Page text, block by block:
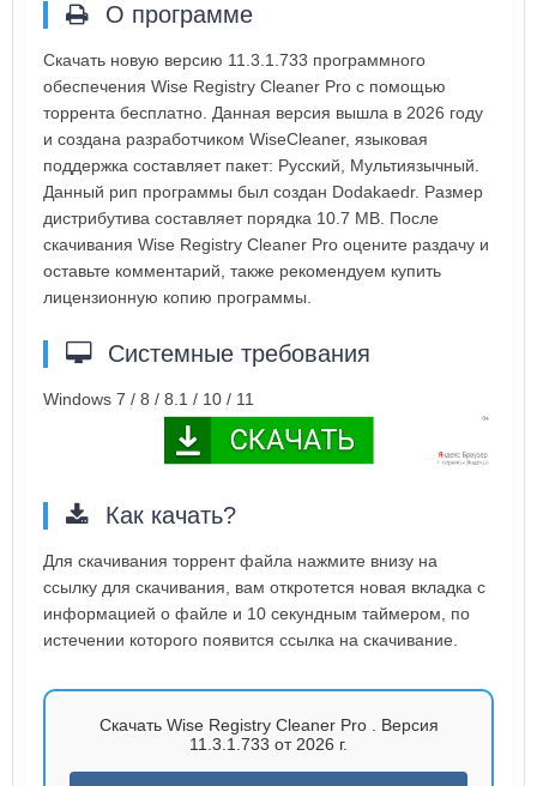
О программе
Скачать новую версию 11.3.1.733 программного
обеспечения Wise Registry Cleaner Pro с помощью
торрента бесплатно. Данная версия вышла в 2026 году
и создана разработчиком WiseCleaner, языковая
поддержка составляет пакет: Русский, Мультиязычный.
Данный рип программы был создан Dodakaedr. Размер
дистрибутива составляет порядка 10.7 MB. После
скачивания Wise Registry Cleaner Pro оцените раздачу и
оставьте комментарий, также рекомендуем купить
лицензионную копию программы.
Системные требования
Windows 7 / 8 / 8.1 / 10 / 11
Как качать?
Для скачивания торрент файла нажмите внизу на
ссылку для скачивания, вам откротется новая вкладка с
информацией о файле и 10 секундным таймером, по
истечении которого появится ссылка на скачивание.
Скачать Wise Registry Cleaner Pro . Версия
11.3.1.733 от 2026 г.